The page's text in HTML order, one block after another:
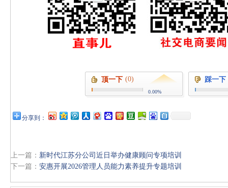
顶一下 (0)
0.00%
踩一下
分享到：
上一篇： 新时代江苏分公司近日举办健康顾问专项培训
下一篇： 安惠开展2026管理人员能力素养提升专题培训